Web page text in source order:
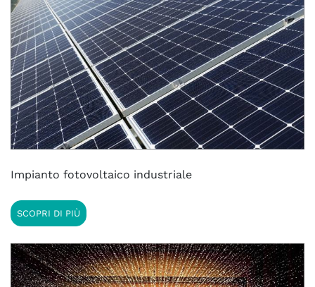
Impianto fotovoltaico industriale
SCOPRI DI PIÙ